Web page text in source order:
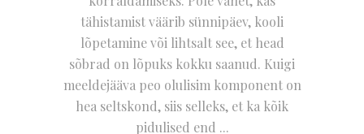
tähistamist väärib sünnipäev, kooli
lõpetamine või lihtsalt see, et head
sõbrad on lõpuks kokku saanud. Kuigi
meeldejääva peo olulisim komponent on
hea seltskond, siis selleks, et ka kõik
pidulised end